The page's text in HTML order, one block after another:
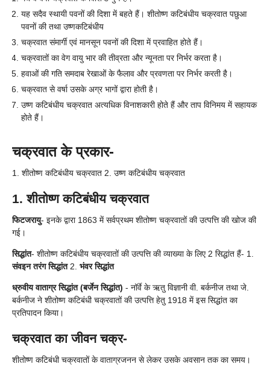
यह सदैव स्थायी पवनों की दिशा में बहते हैं। शीतोष्ण कटिबंधीय चक्रवात पछुआ
पवनों की तथा उष्णकटिबंधीय
चक्रवात संमार्गी एवं मानसून पवनों की दिशा में प्रवाहित होते हैं।
चक्रवातों का वेग वायु भार की तीव्रता और न्यूनता पर निर्भर करता है।
हवाओं की गति समदाब रेखाओं के फैलाव और प्रवणता पर निर्भर करती है।
चक्रवात से वर्षा उसके अग्र भागों द्वारा होती है।
उष्ण कटिबंधीय चक्रवात अत्यधिक विनाशकारी होते हैं और ताप विनिमय में सहायक
होते हैं।
चक्रवात के प्रकार-
1. शीतोष्ण कटिबंधीय चक्रवात 2. उष्ण कटिबंधीय चक्रवात
1. शीतोष्ण कटिबंधीय चक्रवात
फिटजरायु- इनके द्वारा 1863 में सर्वप्रथम शीतोष्ण चक्रवातों की उत्पत्ति की खोज की
गई।
सिद्धांत- शीतोष्ण कटिबंधीय चक्रवातों की उत्पत्ति की व्याख्या के लिए 2 सिद्धांत हैं- 1.
संवइन तरंग सिद्धांत2. भंवर सिद्धांत
ध्रुवीय वाताग्र सिद्धांत (बर्जेन सिद्धांत) - नॉर्वे के ऋतु विज्ञानी वी. बर्कनीज तथा जे.
बर्कनीज ने शीतोष्ण कटिबंधी चक्रवातों की उत्पत्ति हेतु 1918 में इस सिद्धांत का
प्रतिपादन किया।
चक्रवात का जीवन चक्र-
शीतोष्ण कटिबंधी चक्रवातों के वाताग्रजनन से लेकर उसके अवसान तक का समय।